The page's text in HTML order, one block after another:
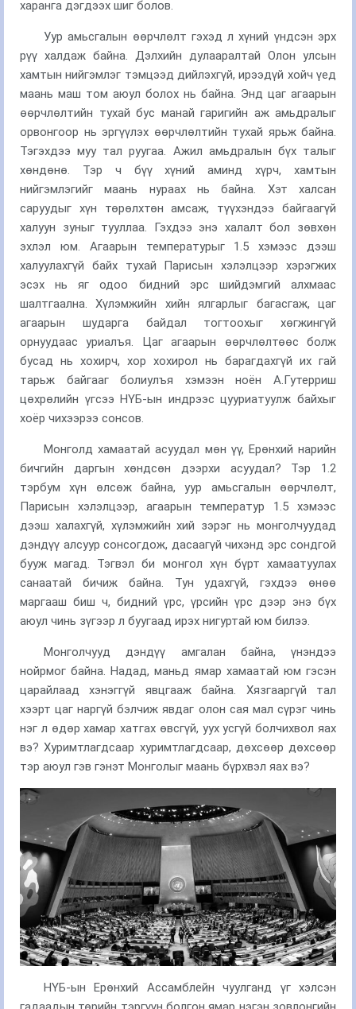
харанга дэгдээх шиг болов.
Уур амьсгалын өөрчлөлт гэхэд л хүний үндсэн эрх
рүү халдаж байна. Дэлхийн дулааралтай Олон улсын
хамтын нийгэмлэг тэмцээд дийлэхгүй, ирээдүй хойч үед
маань маш том аюул болох нь байна. Энд цаг агаарын
өөрчлөлтийн тухай бус манай гаригийн аж амьдралыг
орвонгоор нь эргүүлэх өөрчлөлтийн тухай ярьж байна.
Тэгэхдээ муу тал руугаа. Ажил амьдралын бүх талыг
хөндөнө. Тэр ч бүү хүний аминд хүрч, хамтын
нийгэмлэгийг маань нураах нь байна. Хэт халсан
саруудыг хүн төрөлхтөн амсаж, түүхэндээ байгаагүй
халуун зуныг тууллаа. Гэхдээ энэ халалт бол зөвхөн
эхлэл юм. Агаарын температурыг 1.5 хэмээс дээш
халуулахгүй байх тухай Парисын хэлэлцээр хэрэгжих
эсэх нь яг одоо бидний эрс шийдэмгий алхмаас
шалтгаална. Хүлэмжийн хийн ялгарлыг багасгаж, цаг
агаарын шударга байдал тогтоохыг хөгжингүй
орнуудаас уриалъя. Цаг агаарын өөрчлөлтөөс болж
бусад нь хохирч, хор хохирол нь барагдахгүй их гай
тарьж байгааг болиулъя хэмээн ноён А.Гутерриш
цөхрөлийн үгсээ НҮБ-ын индрээс цууриатуулж байхыг
хоёр чихээрээ сонсов.
Монголд хамаатай асуудал мөн үү, Ерөнхий нарийн
бичгийн даргын хөндсөн дээрхи асуудал? Тэр 1.2
тэрбум хүн өлсөж байна, уур амьсгалын өөрчлөлт,
Парисын хэлэлцээр, агаарын температур 1.5 хэмээс
дээш халахгүй, хүлэмжийн хий зэрэг нь монголчуудад
дэндүү алсуур сонсогдож, дасаагүй чихэнд эрс сондгой
бууж магад. Тэгвэл би монгол хүн бүрт хамаатуулах
санаатай бичиж байна. Тун удахгүй, гэхдээ өнөө
маргааш биш ч, бидний үрс, үрсийн үрс дээр энэ бүх
аюул чинь зүгээр л буугаад ирэх нигуртай юм билээ.
Монголчууд дэндүү амгалан байна, үнэндээ
нойрмог байна. Надад, маньд ямар хамаатай юм гэсэн
царайлаад хэнэггүй явцгааж байна. Хязгааргүй тал
хээрт цаг наргүй бэлчиж явдаг олон сая мал сүрэг чинь
нэг л өдөр хамар хатгах өвсгүй, уух усгүй болчихвол яах
вэ? Хуримтлагдсаар хуримтлагдсаар, дөхсөөр дөхсөөр
тэр аюул гэв гэнэт Монголыг маань бүрхвэл яах вэ?
НҮБ-ын Ерөнхий Ассамблейн чуулганд үг хэлсэн